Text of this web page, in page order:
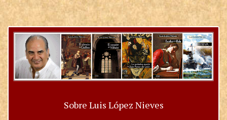
Sobre Luis López Nieves